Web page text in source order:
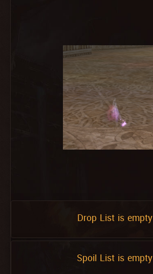
Drop List is empty
Spoil List is empty